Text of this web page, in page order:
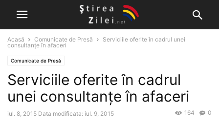
Acasă Comunicate de Presă
Serviciile oferite în cadrul unei
consultanțe în afaceri
Comunicate de Presă
Serviciile oferite în cadrul
unei consultanțe în afaceri
iul. 8, 2015 Data modificata: iul. 9, 2015 0
164